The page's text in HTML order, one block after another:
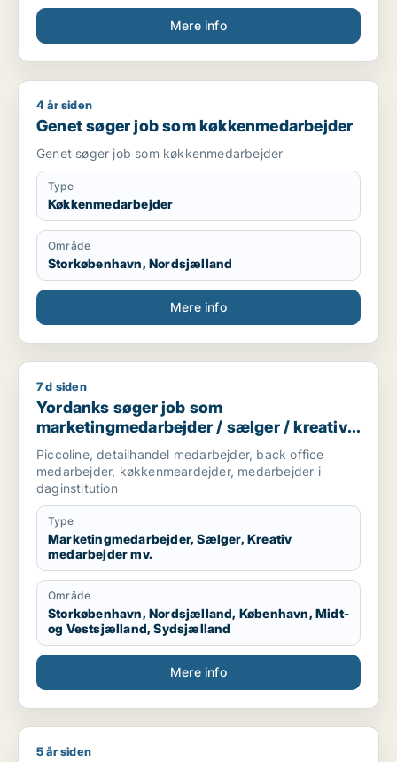
Mere info
Genet søger job som køkkenmedarbejder
4 år siden
Genet søger job som køkkenmedarbejder
Genet søger job som køkkenmedarbejder
Type
Køkkenmedarbejder
Område
Storkøbenhavn, Nordsjælland
Mere info
Yordanks søger job som marketingmedarbejder / sælger /
7 d siden
Yordanks søger job som
marketingmedarbejder / sælger / kreativ
medarbejder / produktspecialist / kok
Piccoline, detailhandel medarbejder, back office
medarbejder, køkkenmeardejder, medarbejder i
daginstitution
Type
Marketingmedarbejder, Sælger, Kreativ
medarbejder mv.
Område
Storkøbenhavn, Nordsjælland, København, Midt-
og Vestsjælland, Sydsjælland
Mere info
Cecilia søger job som køkkenmedarbejder /
5 år siden